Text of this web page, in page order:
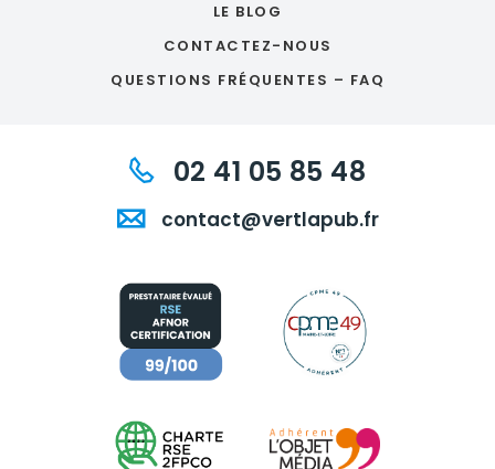
LE BLOG
CONTACTEZ-NOUS
QUESTIONS FRÉQUENTES – FAQ
02 41 05 85 48
contact@vertlapub.fr